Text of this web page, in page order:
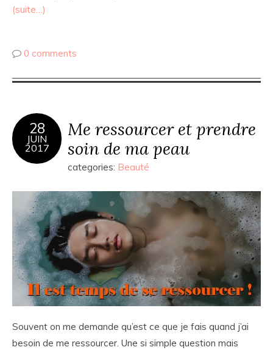
(suite…)
0 comments
28
JUIN
2017
Me ressourcer et prendre
soin de ma peau
categories: Beauté
Souvent on me demande qu’est ce que je fais quand j’ai
besoin de me ressourcer. Une si simple question mais